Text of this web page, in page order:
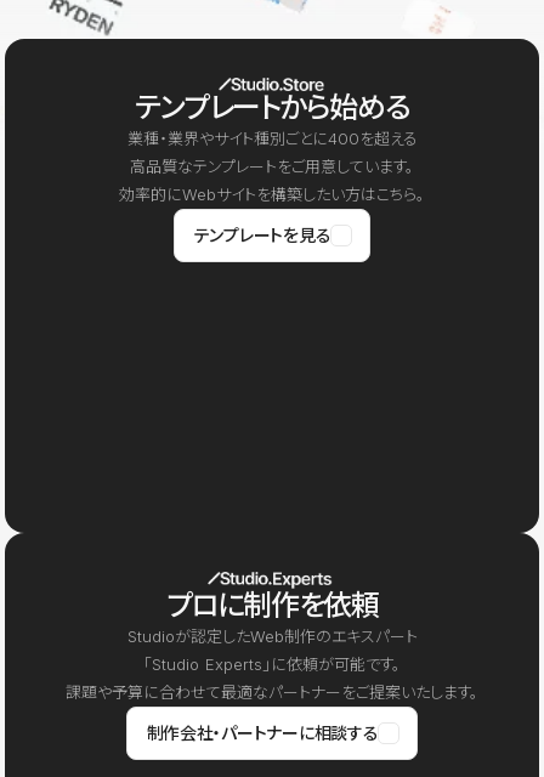
テンプレートから始める
業種・業界やサイト種別ごとに400を超える
高品質なテンプレートをご用意しています。
効率的にWebサイトを構築したい方はこちら。
テンプレートを見る
プロに制作を依頼
Studioが認定したWeb制作のエキスパート
「Studio Experts」に依頼が可能です。
課題や予算に合わせて最適なパートナーをご提案いたします。
制作会社・パートナーに相談する